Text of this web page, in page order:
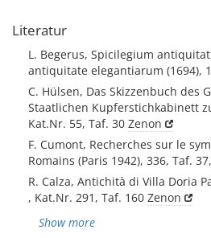
Literatur
L. Begerus, Spicilegium
antiquitate elegantiarum (1694),
C. Hülsen, Das Skizzenbuch des
Staatlichen Kupferstichkabinett
Kat.Nr. 55, Taf. 30 Zenon
F. Cumont, Recherches sur le
Romains (Paris 1942), 336, Taf.
R. Calza, Antichità di Villa Doria
, Kat.Nr. 291, Taf. 160 Zenon
Show more